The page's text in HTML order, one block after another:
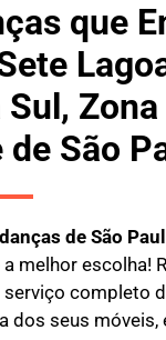
que
de São
de São
a melhor escolha!
completo
dos seus